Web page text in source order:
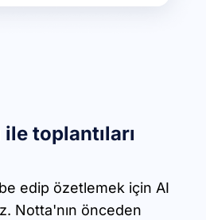
toplantıları
edip özetlemek için AI
Notta'nın önceden